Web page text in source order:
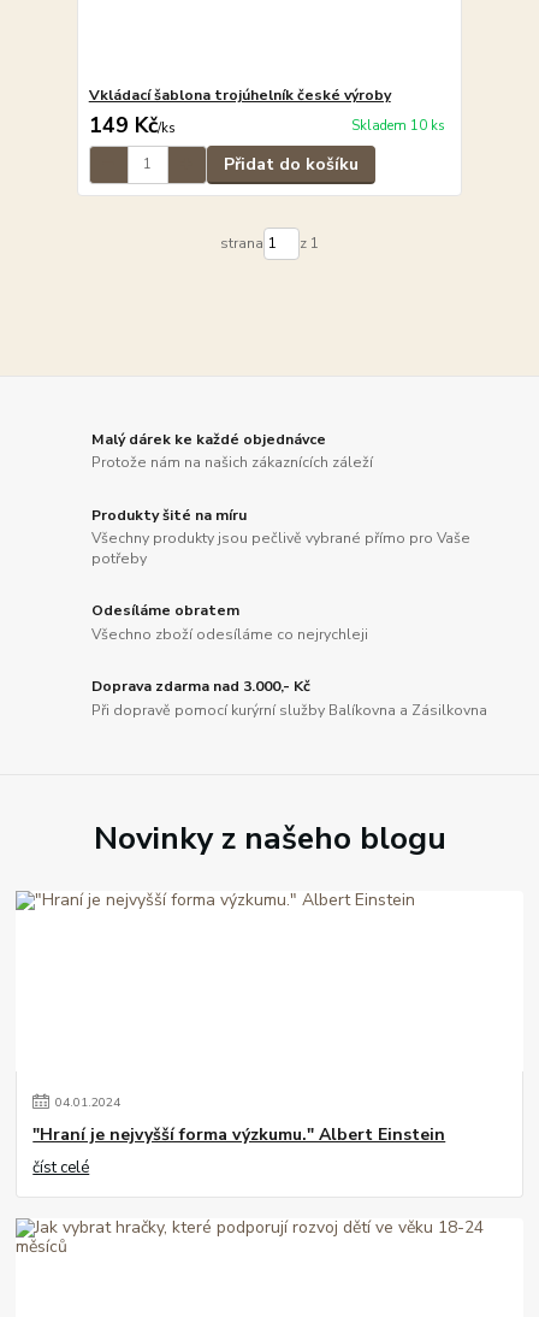
Vkládací šablona trojúhelník české výroby
149 Kč/ks Skladem 10 ks
Přidat do košíku
strana z 1
Malý dárek ke každé objednávce
Protože nám na našich zákaznících záleží
Produkty šité na míru
Všechny produkty jsou pečlivě vybrané přímo pro Vaše
potřeby
Odesíláme obratem
Všechno zboží odesíláme co nejrychleji
Doprava zdarma nad 3.000,- Kč
Při dopravě pomocí kurýrní služby Balíkovna a Zásilkovna
Novinky z našeho blogu
04.01.2024
"Hraní je nejvyšší forma výzkumu." Albert Einstein
číst celé